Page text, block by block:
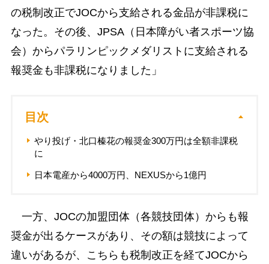
の税制改正でJOCから支給される金品が非課税に
なった。その後、JPSA（日本障がい者スポーツ協
会）からパラリンピックメダリストに支給される
報奨金も非課税になりました」
目次
やり投げ・北口榛花の報奨金300万円は全額非課税
に
日本電産から4000万円、NEXUSから1億円
一方、JOCの加盟団体（各競技団体）からも報
奨金が出るケースがあり、その額は競技によって
違いがあるが、こちらも税制改正を経てJOCから